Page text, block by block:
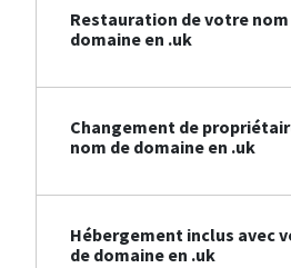
Restauration de votre nom
domaine en .uk
Changement de
nom de domaine en .uk
Hébergement inclus avec
de domaine en .uk